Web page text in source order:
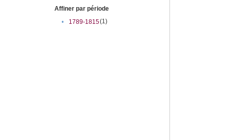
Affiner par période
•
1789-1815(1)